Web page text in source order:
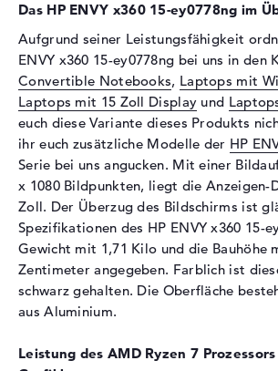
Laufwerks-Typ
ohne
Display
Display-Typ
15,6" TFT
Max. Auflösung
1920 x 1080
Auflösungstyp
Full-HD
Besonderheiten
Multi-
OLED-
FreeSync,
Kartenleser
Unterstützte Flash-
Speicherkarten
SD-
Audio
ICEpower
Das HP ENVY x360 15-ey0778ng im
Aufgrund seiner Leistungsfähigkeit
ENVY x360 15-ey0778ng bei uns in den
Convertible Notebooks, Laptops mit
Laptops mit 15 Zoll Display und
euch diese Variante dieses Produkts
ihr euch zusätzliche Modelle der HP
Serie bei uns angucken. Mit einer
x 1080 Bildpunkten, liegt die Anzeigen-
Zoll. Der Überzug des Bildschirms ist
Spezifikationen des HP ENVY x360 15-
Gewicht mit 1,71 Kilo und die Bauhöhe
Zentimeter angegeben. Farblich ist
schwarz gehalten. Die Oberfläche
aus Aluminium.
Leistung des AMD Ryzen 7